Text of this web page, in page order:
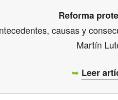
Reforma
causas y
Martín
➥ Leer